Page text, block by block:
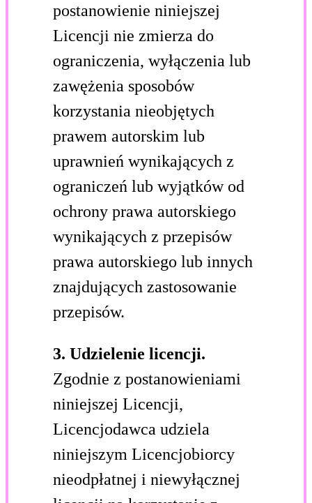
postanowienie niniejszej
Licencji nie zmierza do
ograniczenia, wyłączenia lub
zawężenia sposobów
korzystania nieobjętych
prawem autorskim lub
uprawnień wynikających z
ograniczeń lub wyjątków od
ochrony prawa autorskiego
wynikających z przepisów
prawa autorskiego lub innych
znajdujących zastosowanie
przepisów.
3. Udzielenie licencji.
Zgodnie z postanowieniami
niniejszej Licencji,
Licencjodawca udziela
niniejszym Licencjobiorcy
nieodpłatnej i niewyłącznej